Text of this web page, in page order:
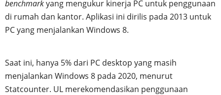
benchmarkyang mengukur kinerja PC untuk penggunaan
di rumah dan kantor. Aplikasi ini dirilis pada 2013 untuk
PC yang menjalankan Windows 8.
Saat ini, hanya 5% dari PC desktop yang masih
menjalankan Windows 8 pada 2020, menurut
Statcounter. UL merekomendasikan penggunaan